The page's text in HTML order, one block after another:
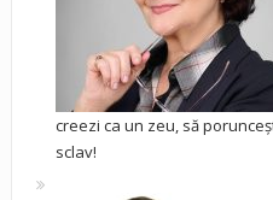
creezi ca un zeu, să
sclav!